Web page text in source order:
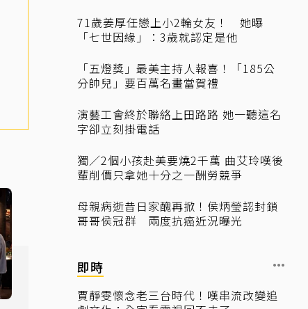
71歲姜厚任戀上小2輪女友！ 她曝
「七世因緣」：3歲就認定是他
「五燈獎」最美主持人報喜！「185公
分帥兒」要百萬名畫當賀禮
演藝工會終於聯絡上田路路 她一聽這名
字卻立刻掛電話
獨／2個小孩赴美要燒2千萬 曲艾玲嘆後
輩削價只拿她十分之一酬勞競爭
母親病逝昔日家醜再掀！侯炳瑩認封鎖
哥哥侯冠群 兩度抗癌近況曝光
即時
賈靜雯懷念老三台時代！嘆串流改變追